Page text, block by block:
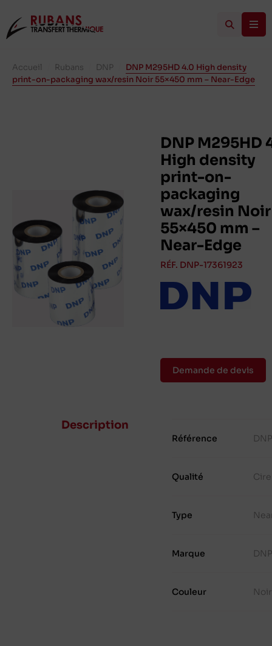
Accueil Rubans DNP
DNP M295HD 4.0 High density
print-on-packaging wax/resin Noir 55×450 mm – Near-Edge
DNP M295HD
High density
print-on-
packaging
wax/resin Noir
55×450 mm –
Near-Edge
RÉF. DNP-17361923
Demande de devis
Description
Référence
Qualité
Type
Marque
Couleur Noir